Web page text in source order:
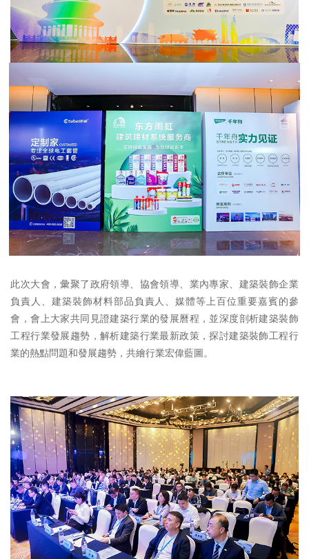
此次大會，彙聚了政府領導、協會領導、業內專家、建築裝飾企業
負責人、建築裝飾材料部品負責人、媒體等上百位重要嘉賓的參
會，會上大家共同見證建築行業的發展曆程，並深度剖析建築裝飾
工程行業發展趨勢，解析建築行業最新政策，探討建築裝飾工程行
業的熱點問題和發展趨勢，共繪行業宏偉藍圖。